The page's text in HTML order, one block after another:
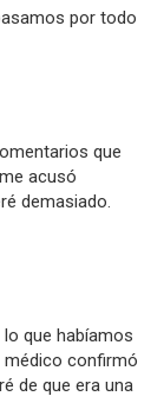
por todo
que
acusó
demasiado.
que habíamos
médico confirmó
de que era una